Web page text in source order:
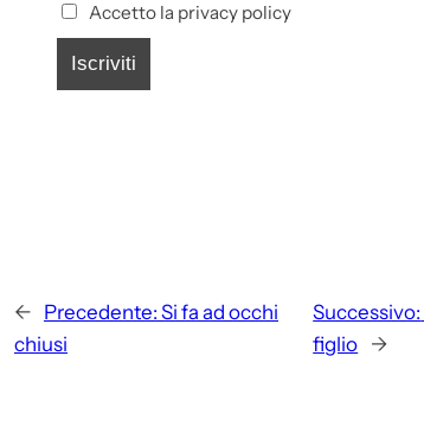
Accetto la privacy policy
← Precedente: Si fa ad occhi
chiusi
Successivo:
figlio →